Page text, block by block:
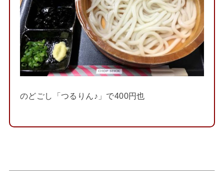
のどごし「つるりん♪」で400円也